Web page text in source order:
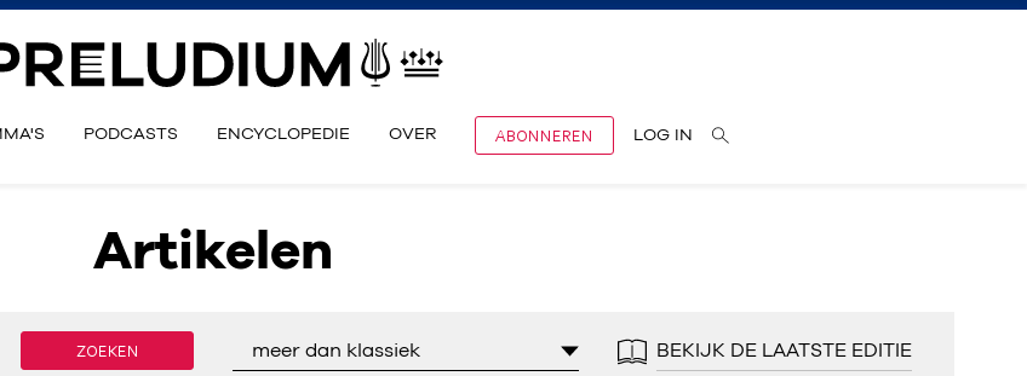
PODCASTS ENCYCLOPEDIE OVER ABONNEREN LOG IN
Artikelen
ZOEKEN meer dan klassiek BEKIJK DE LAATSTE EDITIE